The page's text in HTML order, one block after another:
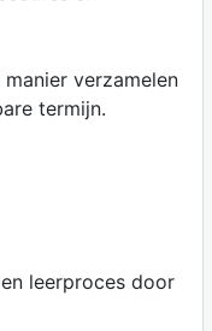
verzamelen
termijn.
leerproces door